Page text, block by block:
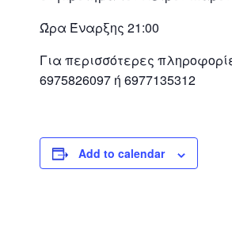
Ώρα Έναρξης 21:00
Για περισσότερες
6975826097 ή 6977135312
Add to calendar